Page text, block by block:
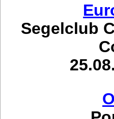
Segelclub